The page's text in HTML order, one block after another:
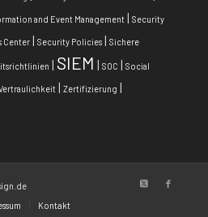
and Event Management| Security
Center| Security Policies| Sichere
| SIEM | SOC | Social
| Zertifizierung |
Kontakt